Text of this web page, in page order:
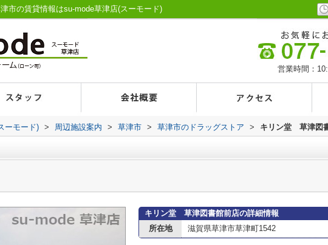
市の賃貸情報はsu-mode草津店(スーモード)
営業時間：
ーモード) > 周辺施設案内 > 草津市 > 草津市のドラッグストア > キリン堂 草津図
キリン堂 草津図書館前店の詳細情報
所在地
滋賀県草津市草津町1542